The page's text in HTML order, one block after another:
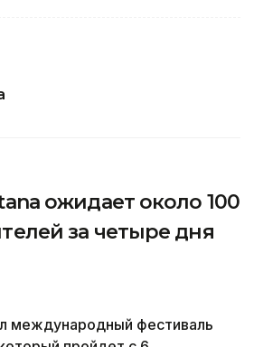
ожидает около 100
за четыре дня
международный фестиваль